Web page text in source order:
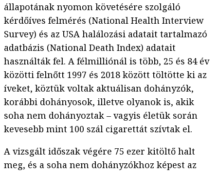
állapotának nyomon követésére szolgáló
kérdőíves felmérés (National Health Interview
Survey) és az USA halálozási adatait tartalmazó
adatbázis (National Death Index) adatait
használták fel. A félmilliónál is több, 25 és 84 év
közötti felnőtt 1997 és 2018 között töltötte ki az
íveket, köztük voltak aktuálisan dohányzók,
korábbi dohányosok, illetve olyanok is, akik
soha nem dohányoztak – vagyis életük során
kevesebb mint 100 szál cigarettát szívtak el.
A vizsgált időszak végére 75 ezer kitöltő halt
meg, és a soha nem dohányzókhoz képest az